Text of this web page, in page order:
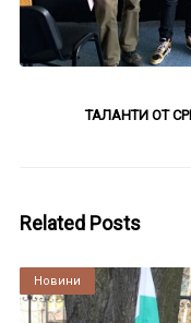
ТАЛАНТИ ОТ
Related Posts
Култура
Новини